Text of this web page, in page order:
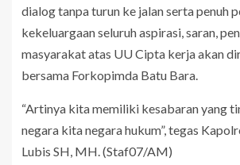
dialog tanpa turun ke jalan serta penuh
kekeluargaan seluruh aspirasi, saran,
masyarakat atas UU Cipta kerja akan
bersama Forkopimda Batu Bara.
“Artinya kita memiliki kesabaran yang
negara kita negara hukum”, tegas
Lubis SH, MH. (Staf07/AM)